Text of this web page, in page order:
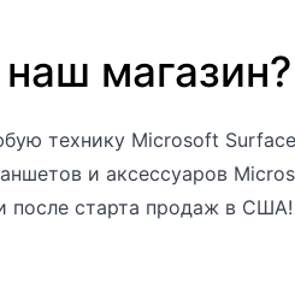
магазин?
технику Microsoft
и аксессуаров
после старта продаж в США!